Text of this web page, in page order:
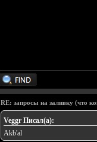
RE: запросы на заливку (что
Veggr Писал(а):
Akb'al